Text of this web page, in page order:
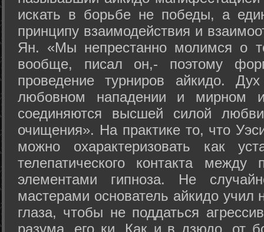
искать в борьбе не победы, а
принципу взаимодействия и
Ян. «Мы непрестанно молимся о
вообще, писал он,- поэтому
проведение турниров айкидо.
любовном нападении и мирном
соединяются высшей силой
очищения». На практике то, что
можно охарактеризовать как
телепатического контакта между
элементами гипноза. Не
мастерами основатель айкидо учил
глаза, чтобы не поддаться
разума, его ки. Как и в дзюдо, от